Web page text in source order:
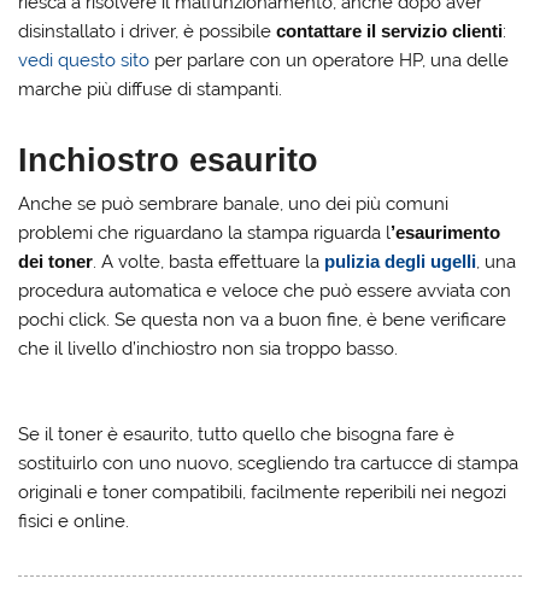
disinstallato i driver, è possibile contattare il servizio clienti:
vedi questo sito per parlare con un operatore HP, una delle
marche più diffuse di stampanti.
Inchiostro esaurito
Anche se può sembrare banale, uno dei più comuni
problemi che riguardano la stampa riguarda l’esaurimento
dei toner. A volte, basta effettuare la pulizia degli ugelli, una
procedura automatica e veloce che può essere avviata con
pochi click. Se questa non va a buon fine, è bene verificare
che il livello d’inchiostro non sia troppo basso.
Se il toner è esaurito, tutto quello che bisogna fare è
sostituirlo con uno nuovo, scegliendo tra cartucce di stampa
originali e toner compatibili, facilmente reperibili nei negozi
fisici e online.